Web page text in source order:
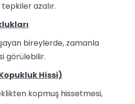
azalır.
bireylerde, zamanla
görülebilir.
Hissi)
kopmuş hissetmesi,